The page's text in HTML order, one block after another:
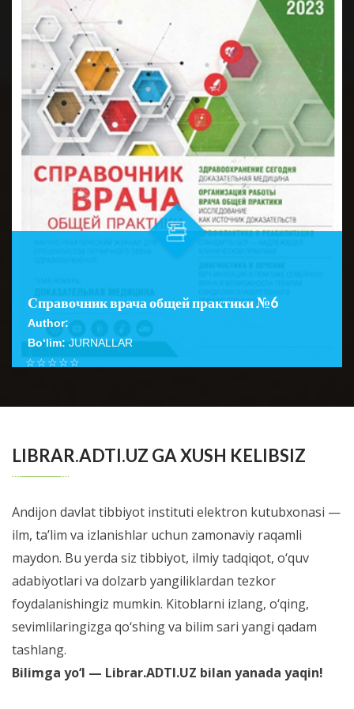
Справочник врача общей практики №6
Author:
Bo‘lim: JURNALLAR
☆
☆
☆
☆
☆
LIBRAR.ADTI.UZ GA XUSH KELIBSIZ
Andijon davlat tibbiyot instituti elektron kutubxonasi —
ilm, ta’lim va izlanishlar uchun zamonaviy raqamli
maydon. Bu yerda siz tibbiyot, ilmiy tadqiqot, o‘quv
adabiyotlari va dolzarb yangiliklardan tezkor
foydalanishingiz mumkin. Kitoblarni izlang, o‘qing,
sevimlilaringizga qo‘shing va bilim sari yangi qadam
tashlang.
Bilimga yo‘l — Librar.ADTI.UZ bilan yanada yaqin!